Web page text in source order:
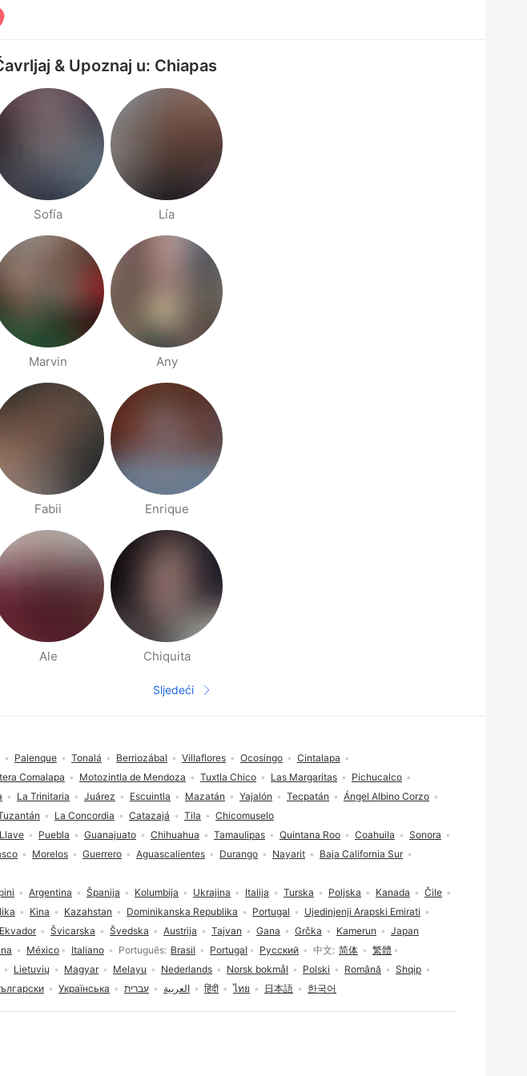
& Upoznaj u: Chiapas
Sofía Lía
Marvin Any
Fabii Enrique
Ale Chiquita
Sljedeća stranica
Sljedeći
México Italiano Português Brasil Portugal Русский 中文 简体
繁體
Lietuvių Magyar Melayu Nederlands Norsk bokmål Polski Română
Shqip
Українська עברית العربية हिंदी ไทย 日本語 한국어
Argentina Španija Kolumbija Ukrajina Italija Turska Poljska Kanada
Čile
Kina Kazahstan Dominikanska Republika Portugal
Ujedinjenji Arapski Emirati
Ekvador Švicarska Švedska Austrija Tajvan Gana Grčka Kamerun Japan
Puebla Guanajuato Chihuahua Tamaulipas Quintana Roo Coahuila
Sonora
Morelos Guerrero Aguascalientes Durango Nayarit
Baja California Sur
Palenque Tonalá Berriozábal Villaflores Ocosingo
Cintalapa
Comalapa Motozintla de Mendoza Tuxtla Chico Las Margaritas
Pichucalco
La Trinitaria Juárez Escuintla Mazatán Yajalón Tecpatán
Ángel Albino Corzo
La Concordia Catazajá Tila Chicomuselo